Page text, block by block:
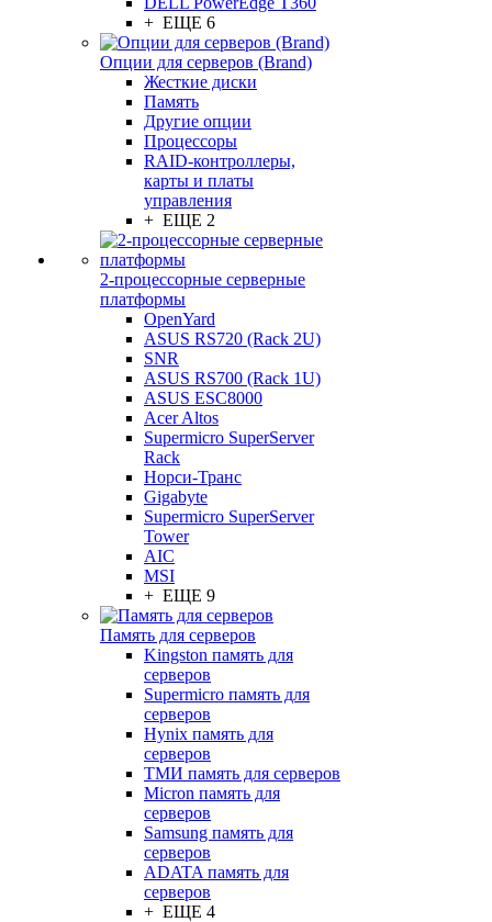
+ ЕЩЕ 6
Опции для серверов (Brand)
Жесткие диски
Память
Другие опции
Процессоры
RAID-контроллеры,
карты и платы
управления
+ ЕЩЕ 2
2-процессорные серверные
платформы
OpenYard
ASUS RS720 (Rack 2U)
SNR
ASUS RS700 (Rack 1U)
ASUS ESC8000
Acer Altos
Supermicro SuperServer
Rack
Норси-Транс
Gigabyte
Supermicro SuperServer
Tower
AIC
MSI
+ ЕЩЕ 9
Память для серверов
Kingston память для
серверов
Supermicro память для
серверов
Hynix память для
серверов
ТМИ память для серверов
Micron память для
серверов
Samsung память для
серверов
ADATA память для
серверов
+ ЕЩЕ 4